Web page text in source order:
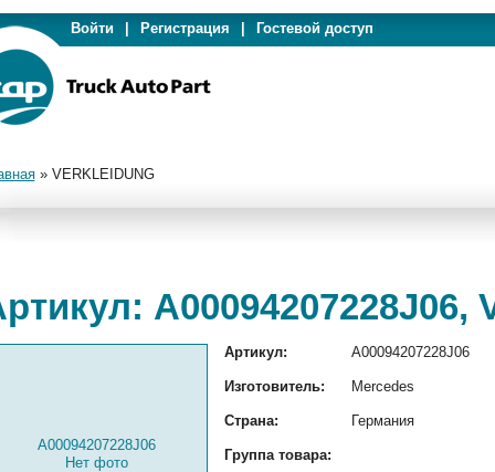
Войти Регистрация Гостевой доступ
» VERKLEIDUNG
A00094207228J06,
A00094207228J06
Нет фото
Артикул: A00094207228J06
Изготовитель: Mercedes
Страна: Германия
Группа товара: